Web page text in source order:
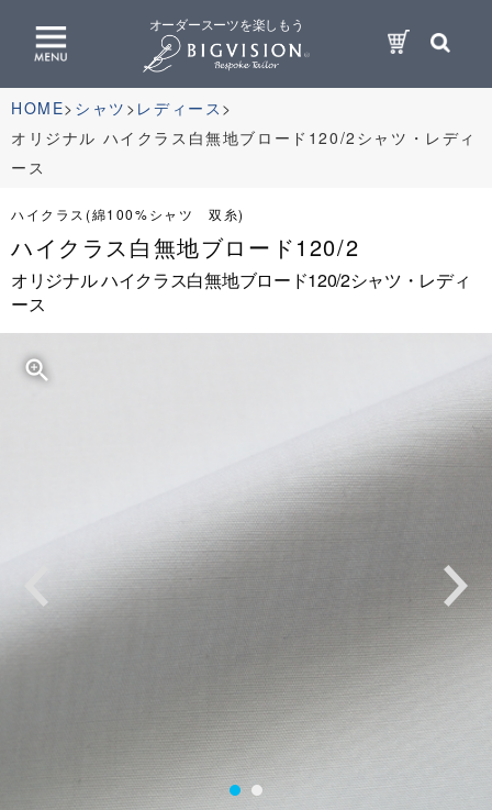
オーダースーツを楽しもう
HOME シャツ
レディース
オリジナル ハイクラス白無地ブロード120/2シャツ・レディ
ース
ハイクラス(綿100%シャツ 双糸)
ハイクラス白無地ブロード120/2
オリジナル ハイクラス白無地ブロード120/2シャツ・レディ
ース
zoom_in